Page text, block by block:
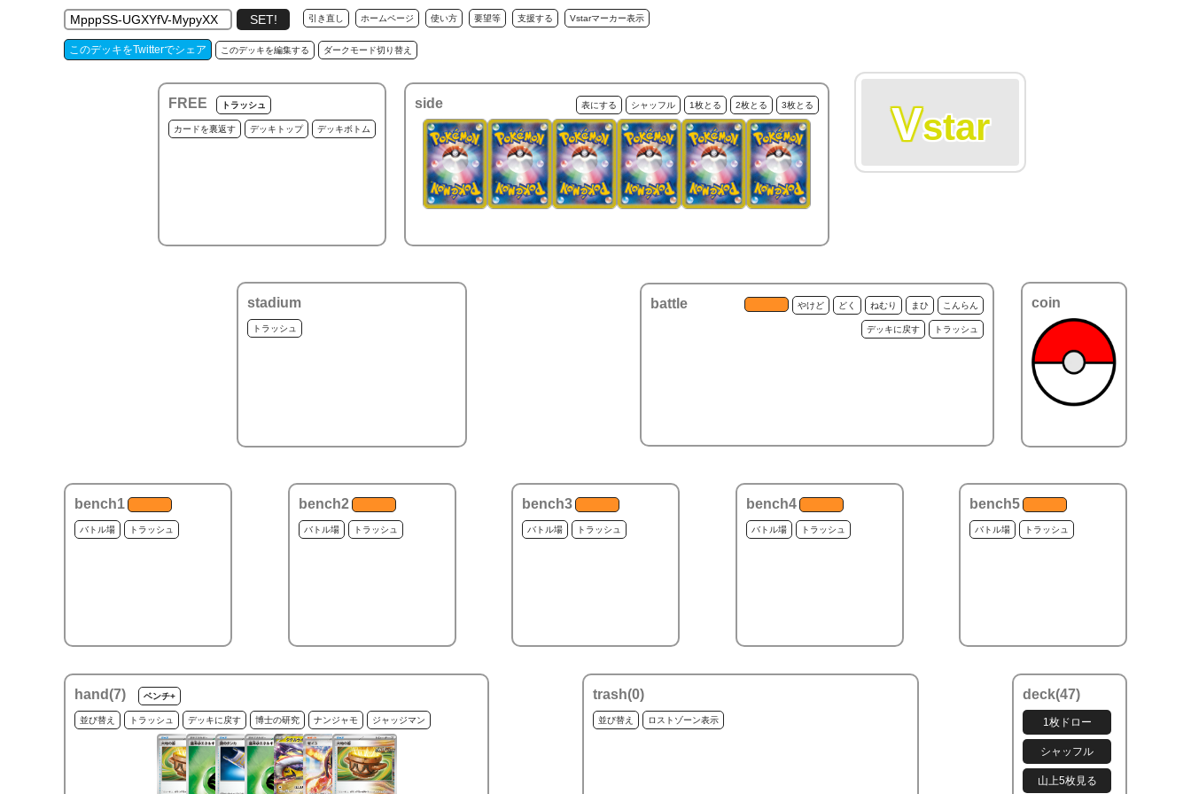
引き直し ホームページ 使い方 要望等 支援する Vstarマーカー表示
このデッキをTwitterでシェア このデッキを編集する ダークモード切り替え
FREE トラッシュ
カードを裏返す デッキトップ デッキボトム
side 表にする シャッフル 1枚とる 2枚とる 3枚とる Vstar
stadium
トラッシュ
battle やけど どく ねむり まひ こんらん
デッキに戻す トラッシュ
coin
bench1
バトル場 トラッシュ
bench2
バトル場 トラッシュ
bench3
バトル場 トラッシュ
bench4
バトル場 トラッシュ
bench5
バトル場 トラッシュ
hand(7) ベンチ+
並び替え トラッシュ デッキに戻す 博士の研究 ナンジャモ ジャッジマン
trash(0)
並び替え ロストゾーン表示
deck(47)